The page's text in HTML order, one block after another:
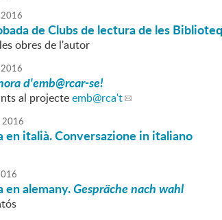
2016
de Clubs de lectura de les
obres de l'autor
2016
d'emb@rcar-se!
al projecteemb@rca't
2016
en italià. Conversazione in italiano
en alemany.Gespräche nach wahl